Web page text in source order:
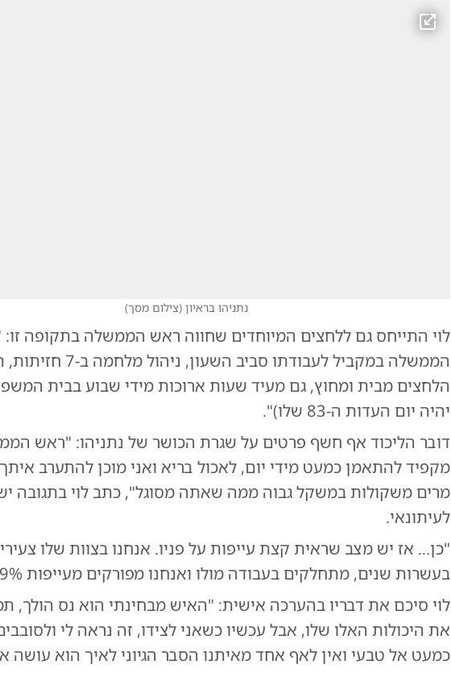
נתניהו בראיון (צילום מסך)
לוי התייחס גם ללחצים המיוחדים שחווה ראש הממשלה בתקופה
הממשלה במקביל לעבודתו סביב
הלחצים מבית ומחוץ, גם מעיד שעות ארוכות מידי שבוע בבית
יהיה יום העדות ה-83 שלו)".
דובר הליכוד אף חשף פרטים על שגרת הכושר של נתניהו: "ראש
מקפיד להתאמן כמעט מידי יום, לאכול בריא ואני מוכן להתערב
מרים משקולות במשקל גבוה ממה שאתה מסוגל", כתב לוי בתגובה
לעיתונאי.
"כן… אז יש מצב שראית קצת עייפות על פניו. אנחנו בצוות שלו
בעשרות שנים, מתחלקים בעבודה מולו ואנחנו מפורקים מעייפות 99% מהזמן"
לוי סיכם את דבריו בהערכה אישית: "האיש מבחינתי הוא נס הולך,
את היכולות האלו שלו, אבל עכשיו כשאני לצידו, זה נראה לי
כמעט אל טבעי ואין לאף אחד מאיתנו הסבר הגיוני לאיך הוא עושה